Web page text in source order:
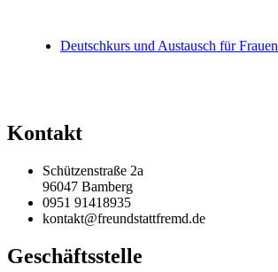
Deutschkurs und Austausch für Frauen
Kontakt
Schützenstraße 2a
96047 Bamberg
0951 91418935
kontakt@freundstattfremd.de
Geschäftsstelle